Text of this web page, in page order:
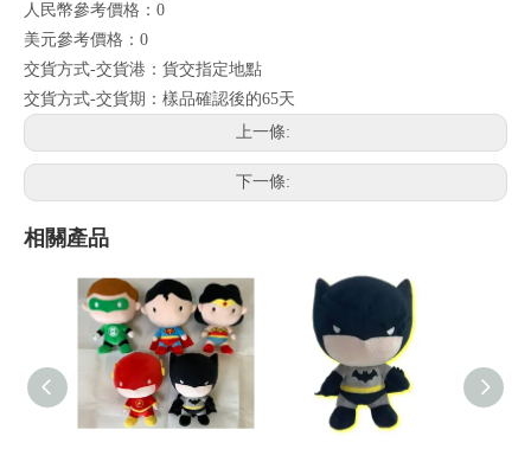
人民幣參考價格：0
美元參考價格：0
交貨方式-交貨港：貨交指定地點
交貨方式-交貨期：樣品確認後的65天
上一條:
下一條:
相關產品